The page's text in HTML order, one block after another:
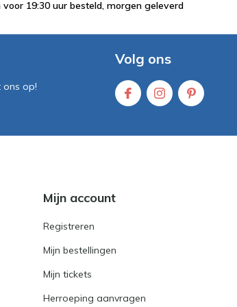
19:30 uur besteld, morgen geleverd
op!
Volg ons
Mijn account
Registreren
Mijn bestellingen
Mijn tickets
Herroeping aanvragen